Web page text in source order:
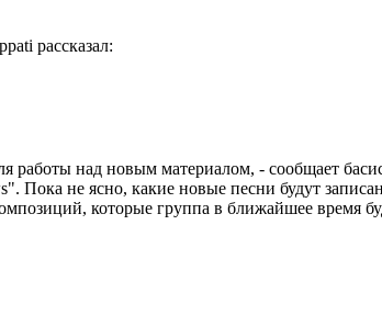
рассказал:
работы над новым материалом, - сообщает
не ясно, какие новые песни будут
которые группа в ближайшее время